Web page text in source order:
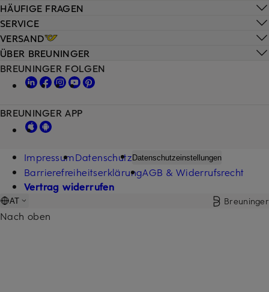
HÄUFIGE FRAGEN
SERVICE
VERSAND
ÜBER BREUNINGER
BREUNINGER FOLGEN
BREUNINGER APP
ImpressumDatenschutz Datenschutzeinstellungen
BarrierefreiheitserklärungAGB & Widerrufsrecht
Vertrag widerrufen
AT Breuninger
Nach oben